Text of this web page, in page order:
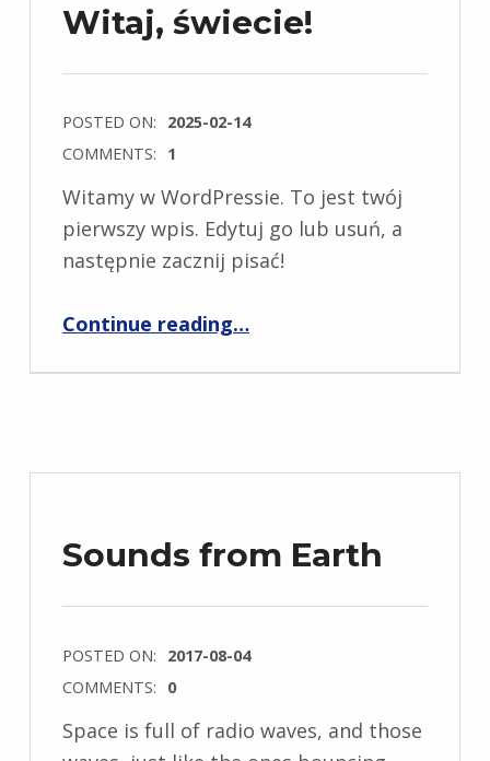
Witaj, świecie!
POSTED ON: 2025-02-14
COMMENTS: 1
Witamy w WordPressie. To jest twój
pierwszy wpis. Edytuj go lub usuń, a
następnie zacznij pisać!
Continue reading…
Sounds from Earth
POSTED ON: 2017-08-04
COMMENTS: 0
Space is full of radio waves, and those